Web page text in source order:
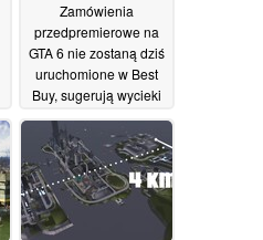
Zamówienia
przedpremierowe na
GTA 6 nie zostaną dziś
uruchomione w Best
Buy, sugerują wycieki
wiadomości e-mail
18/05/2026